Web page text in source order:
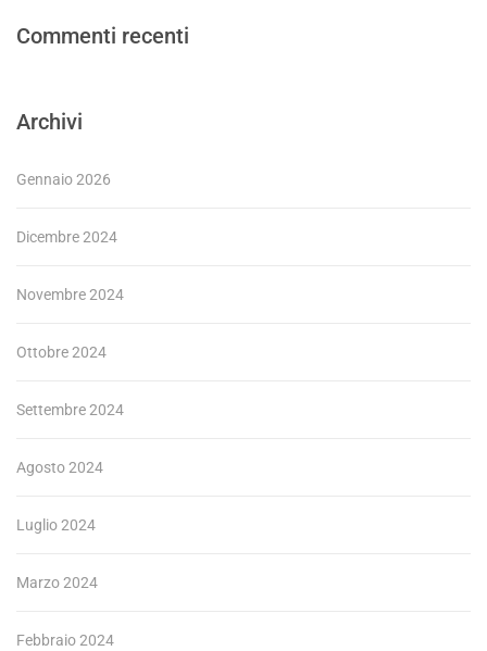
Commenti recenti
Archivi
Gennaio 2026
Dicembre 2024
Novembre 2024
Ottobre 2024
Settembre 2024
Agosto 2024
Luglio 2024
Marzo 2024
Febbraio 2024